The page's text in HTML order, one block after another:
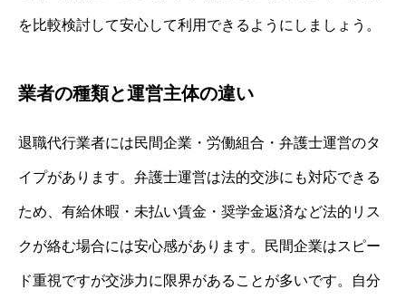
を比較検討して安心して利用できるようにしましょう。
業者の種類と運営主体の違い
退職代行業者には民間企業・労働組合・弁護士運営のタ
イプがあります。弁護士運営は法的交渉にも対応できる
ため、有給休暇・未払い賃金・奨学金返済など法的リス
クが絡む場合には安心感があります。民間企業はスピー
ド重視ですが交渉力に限界があることが多いです。自分